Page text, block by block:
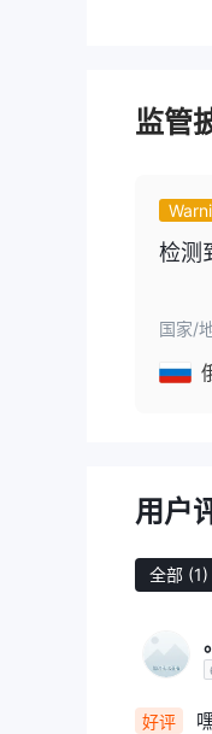
存款和
监管
检测
国家/
用户
全部 (1)
好评